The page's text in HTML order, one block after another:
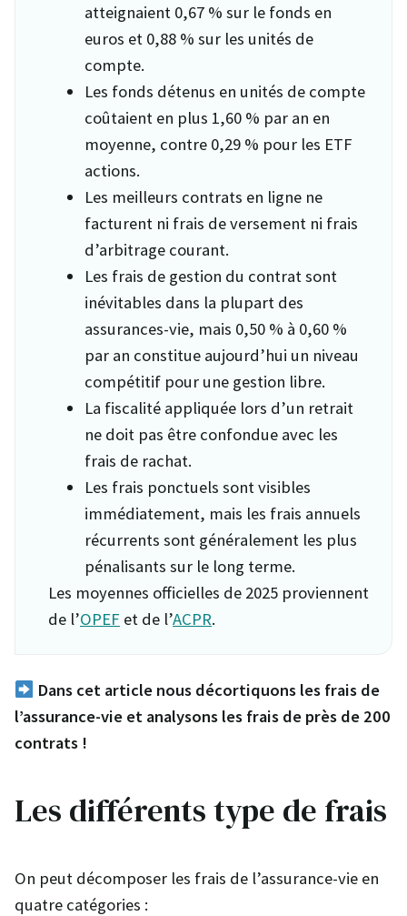
atteignaient 0,67 % sur le fonds en
euros et 0,88 % sur les unités de
compte.
Les fonds détenus en unités de compte
coûtaient en plus 1,60 % par an en
moyenne, contre 0,29 % pour les ETF
actions.
Les meilleurs contrats en ligne ne
facturent ni frais de versement ni frais
d’arbitrage courant.
Les frais de gestion du contrat sont
inévitables dans la plupart des
assurances-vie, mais 0,50 % à 0,60 %
par an constitue aujourd’hui un niveau
compétitif pour une gestion libre.
La fiscalité appliquée lors d’un retrait
ne doit pas être confondue avec les
frais de rachat.
Les frais ponctuels sont visibles
immédiatement, mais les frais annuels
récurrents sont généralement les plus
pénalisants sur le long terme.
Les moyennes officielles de 2025 proviennent
de l’OPEF et de l’ACPR.
Dans cet article nous décortiquons les frais de
l’assurance-vie et analysons les frais de près de 200
contrats !
Les différents type de frais
On peut décomposer les frais de l’assurance-vie en
quatre catégories :